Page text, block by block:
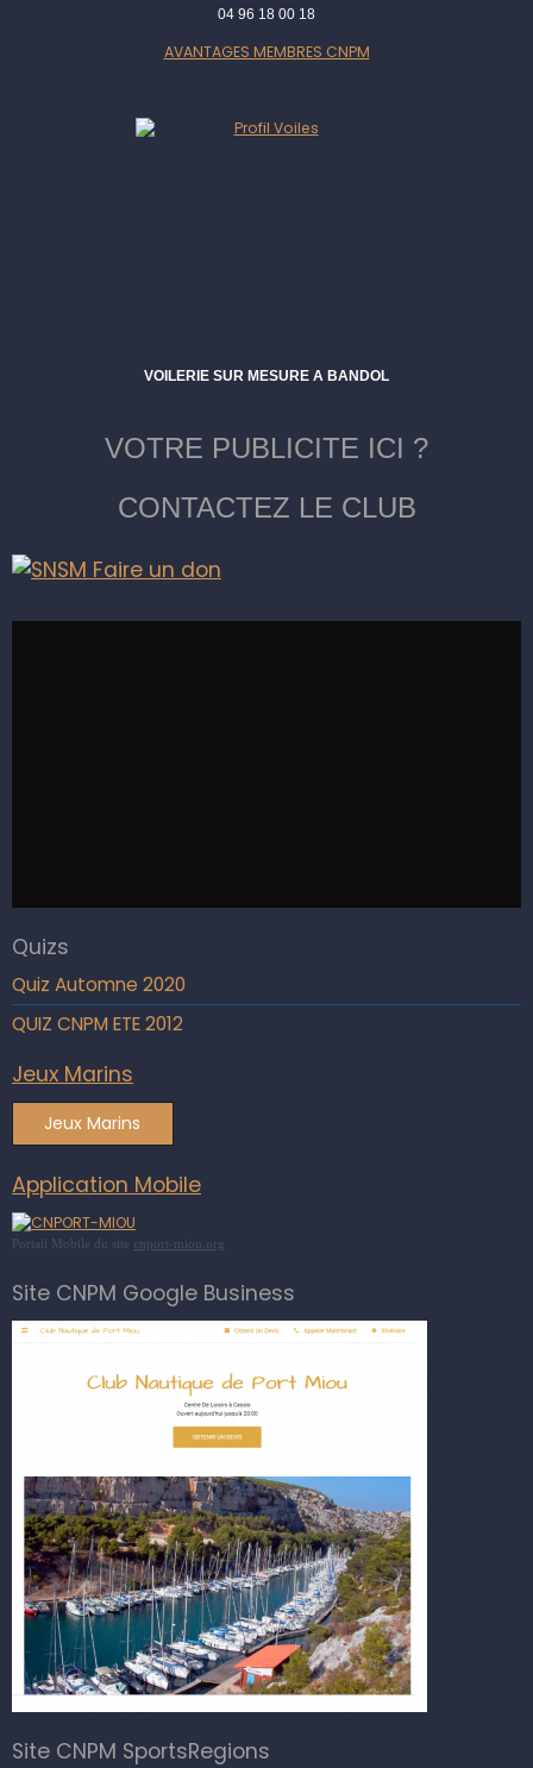
04 96 18 00 18
AVANTAGES MEMBRES CNPM
VOILERIE SUR MESURE A BANDOL
VOTRE PUBLICITE ICI ?
CONTACTEZ LE CLUB
Quizs
Quiz Automne 2020
QUIZ CNPM ETE 2012
Jeux Marins
Jeux Marins
Application Mobile
Portail Mobile du site cnport-miou.org
Site CNPM Google Business
Site CNPM SportsRegions